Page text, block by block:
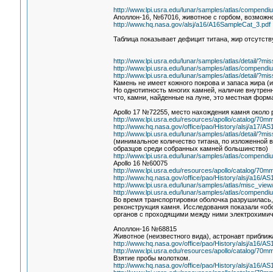
http://www.lpi.usra.edu/lunar/samples/atlas/
Аполлон-16, №67016, животное с горбом,
http://www.hq.nasa.gov/alsj/a16/A16SampleCat_3.pdf
Таблица показывает дефицит титана, жир
http://www.lpi.usra.edu/lunar/samples/atlas/detail/
http://www.lpi.usra.edu/lunar/samples/atlas/
http://www.lpi.usra.edu/lunar/samples/atlas/detail/
Камень не имеет кожного покрова и запаса жира
Но однотипность многих камней, наличие
что, камни, найденные на луне, это местная
Apollo 17 №72255, место нахождения камня около
http://www.lpi.usra.edu/resources/apollo/catalog/
http://www.hq.nasa.gov/office/pao/History/alsj/a17/
http://www.lpi.usra.edu/lunar/samples/atlas/detail/
(минимальное количество титана, по изложенной
образцов среди собранных камней большинство)
http://www.lpi.usra.edu/lunar/samples/atlas/
Apollo 16 №60075
http://www.lpi.usra.edu/resources/apollo/catalog/
http://www.hq.nasa.gov/office/pao/History/alsj/a16/
http://www.lpi.usra.edu/lunar/samples/atlas/
http://www.lpi.usra.edu/lunar/samples/atlas/
Во время транспортировки оболочка
реконструкция камня. Исследования показали
органов с проходящими между ними
Аполлон-16 №68815
Животное (неизвестного вида), астронавт
http://www.hq.nasa.gov/office/pao/History/alsj/a16/
http://www.lpi.usra.edu/resources/apollo/catalog/
Взятие пробы молотком.
http://www.hq.nasa.gov/office/pao/History/alsj/a16/